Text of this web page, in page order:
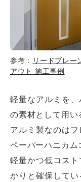
参考： リードブレー
アウト 施工事例
軽量なアルミを、
の素材として用い
アルミ製なのは
ペーパーハニカム
軽量かつ低コス
かりと確保して